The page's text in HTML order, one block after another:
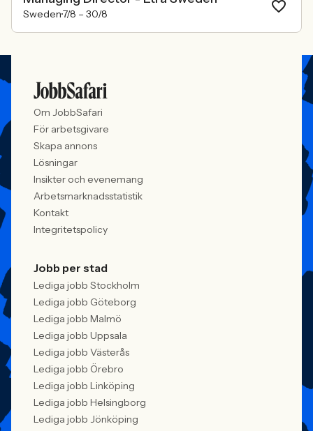
Sweden7/8 – 30/8
Om JobbSafari
För arbetsgivare
Skapa annons
Lösningar
Insikter och evenemang
Arbetsmarknadsstatistik
Kontakt
Integritetspolicy
Jobb per stad
Lediga jobb Stockholm
Lediga jobb Göteborg
Lediga jobb Malmö
Lediga jobb Uppsala
Lediga jobb Västerås
Lediga jobb Örebro
Lediga jobb Linköping
Lediga jobb Helsingborg
Lediga jobb Jönköping